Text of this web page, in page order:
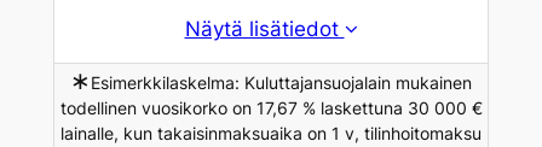
Näytä lisätiedot
∗ Esimerkkilaskelma: Kuluttajansuojalain mukainen
todellinen vuosikorko on 17,67 % laskettuna 30 000 €
lainalle, kun takaisinmaksuaika on 1 v, tilinhoitomaksu